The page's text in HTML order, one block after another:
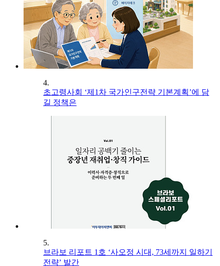
4.
초고령사회 ‘제1차 국가인구전략 기본계획’에 담
길 정책은
5.
브라보 리포트 1호 ‘사오정 시대, 73세까지 일하기
전략’ 발간